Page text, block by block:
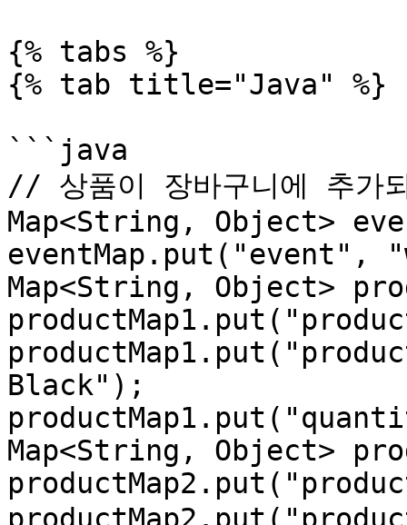
{% tabs %}
{% tab title="Java" %}
```java
// 상품이 장바구니에 추가
Map<String, Object>
eventMap.put("event",
Map<String, Object>
Black");
Map<String, Object>